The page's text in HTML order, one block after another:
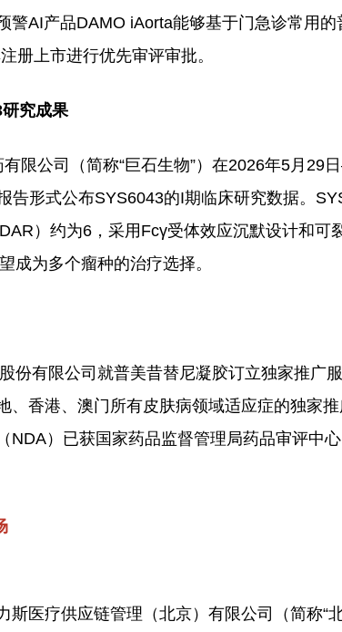
AI产品DAMO iAorta能够基于门急诊常用的
册上市进行优先审评审批。
究成果
限公司（简称“巨石生物”）在2026年5月29
形式公布SYS6043的I期临床研究数据。
）约为6，采用Fcγ受体效应沉默设计和可
成为多个瘤种的治疗选择。
份有限公司就普美昔替尼凝胶订立独家推广
香港、澳门所有皮肤病领域适应症的独家推
）已获国家药品监督管理局药品审评中
医疗供应链管理（北京）有限公司（简称“